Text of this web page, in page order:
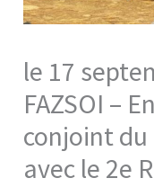
le 17
FAZSOI –
conjoint du
avec le 2e